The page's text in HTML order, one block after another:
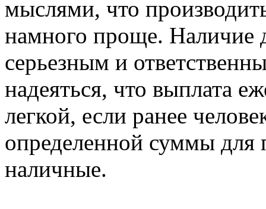
мыслями, что
намного проще. Наличие
серьезным и
надеяться, что выплата
легкой, если ранее
определенной суммы для
наличные.